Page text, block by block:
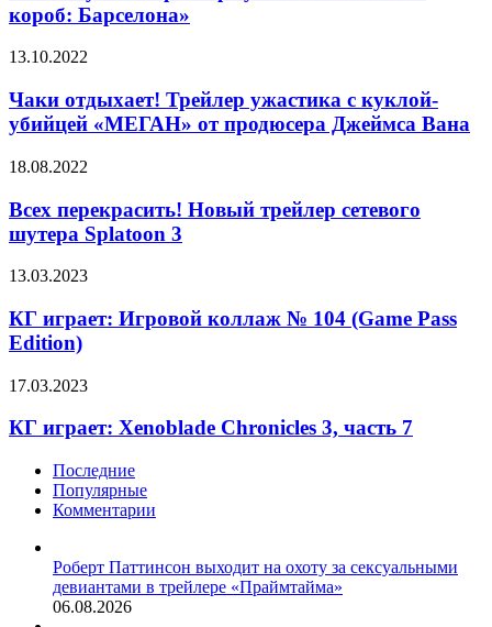
трейлере
ужастика
короб:
короб: Барселона»
Чаки
Трейлер
ужастика
с
убийцей
от
продюсера
Вана
13.10.2022
Чаки отдыхает! Трейлер ужастика с куклой-
убийцей «МЕГАН» от продюсера Джеймса Вана
Всех
Новый
трейлер
сетевого
Splatoon
18.08.2022
Всех перекрасить! Новый трейлер сетевого
шутера Splatoon 3
КГ
Игровой
коллаж
№
(Game
Edition)
13.03.2023
КГ играет: Игровой коллаж № 104 (Game Pass
Edition)
КГ
Xenoblade
Chronicles
17.03.2023
КГ играет: Xenoblade Chronicles 3, часть 7
Последние
Популярные
Комментарии
Роберт Паттинсон выходит на охоту за сексуальными
девиантами в трейлере «Праймтайма»
06.08.2026